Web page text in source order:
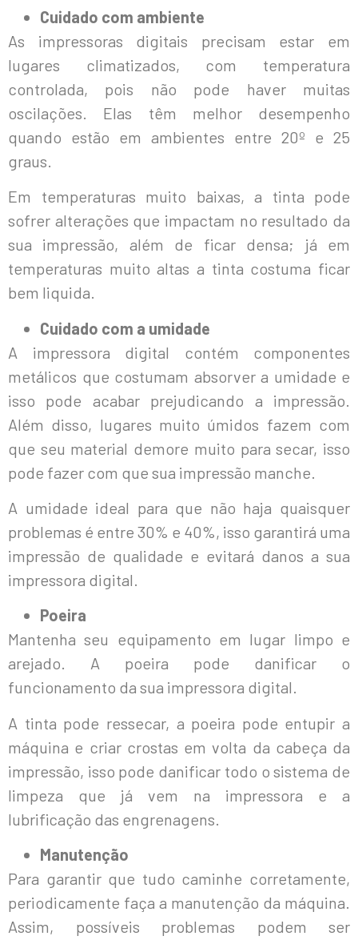
Cuidado com ambiente
As impressoras digitais precisam estar em
lugares climatizados, com temperatura
controlada, pois não pode haver muitas
oscilações. Elas têm melhor desempenho
quando estão em ambientes entre 20º e 25
graus.
Em temperaturas muito baixas, a tinta pode
sofrer alterações que impactam no resultado da
sua impressão, além de ficar densa; já em
temperaturas muito altas a tinta costuma ficar
bem liquida.
Cuidado com a umidade
A impressora digital contém componentes
metálicos que costumam absorver a umidade e
isso pode acabar prejudicando a impressão.
Além disso, lugares muito úmidos fazem com
que seu material demore muito para secar, isso
pode fazer com que sua impressão manche.
A umidade ideal para que não haja quaisquer
problemas é entre 30% e 40%, isso garantirá uma
impressão de qualidade e evitará danos a sua
impressora digital.
Poeira
Mantenha seu equipamento em lugar limpo e
arejado. A poeira pode danificar o
funcionamento da sua impressora digital.
A tinta pode ressecar, a poeira pode entupir a
máquina e criar crostas em volta da cabeça da
impressão, isso pode danificar todo o sistema de
limpeza que já vem na impressora e a
lubrificação das engrenagens.
Manutenção
Para garantir que tudo caminhe corretamente,
periodicamente faça a manutenção da máquina.
Assim, possíveis problemas podem ser